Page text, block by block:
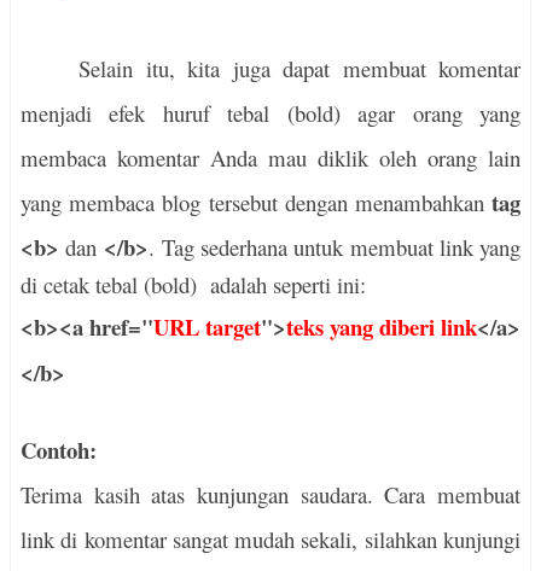
Selain itu, kita juga dapat membuat komentar
menjadi efek huruf tebal (bold) agar orang yang
membaca komentar Anda mau diklik oleh orang lain
yang membaca blog tersebut dengan menambahkan tag
<b> dan </b>. Tag sederhana untuk membuat link yang
di cetak tebal (bold) adalah seperti ini:
<b><a href="URL target">teks yang diberi link</a>
</b>
Contoh:
Terima kasih atas kunjungan saudara. Cara membuat
link di komentar sangat mudah sekali, silahkan kunjungi